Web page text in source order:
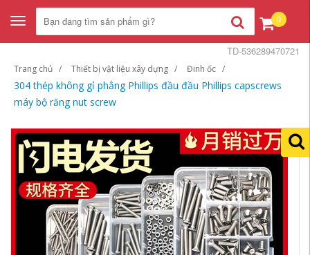
Toggle
navigation
0
Trang chủ Thiết bị vật liệu xây dựng Đinh ốc
304 thép không gỉ phẳng Phillips đầu đầu Phillips capscrews
máy bộ răng nut screw
TD-536289470721